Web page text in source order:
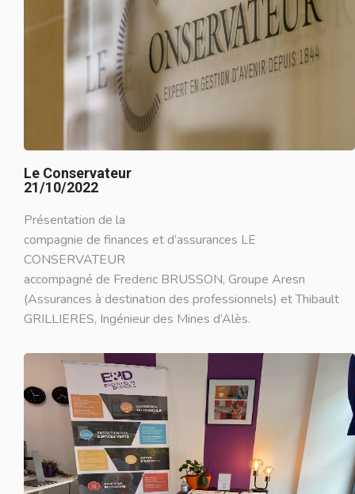
Le Conservateur
21/10/2022
Présentation de la
compagnie de finances et d’assurances LE
CONSERVATEUR
accompagné de Frederic BRUSSON, Groupe Aresn
(Assurances à destination des professionnels) et Thibault
GRILLIERES, Ingénieur des Mines d’Alès.